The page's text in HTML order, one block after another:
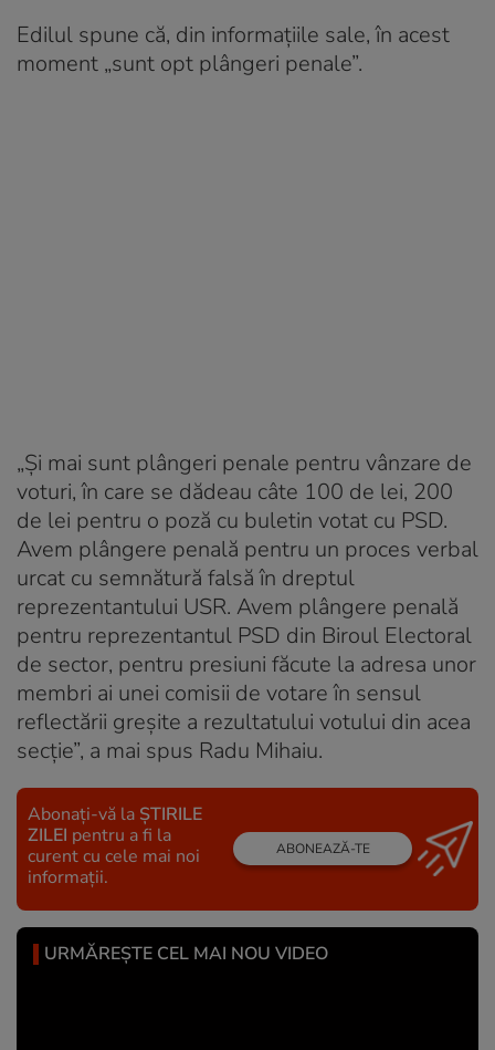
Edilul spune că, din informațiile sale, în acest
moment „sunt opt plângeri penale”.
„Și mai sunt plângeri penale pentru vânzare de
voturi, în care se dădeau câte 100 de lei, 200
de lei pentru o poză cu buletin votat cu PSD.
Avem plângere penală pentru un proces verbal
urcat cu semnătură falsă în dreptul
reprezentantului USR. Avem plângere penală
pentru reprezentantul PSD din Biroul Electoral
de sector, pentru presiuni făcute la adresa unor
membri ai unei comisii de votare în sensul
reflectării greşite a rezultatului votului din acea
secţie”, a mai spus Radu Mihaiu.
Abonați-vă la ȘTIRILE
ZILEI pentru a fi la
curent cu cele mai noi
informații.
ABONEAZĂ-TE
URMĂREȘTE CEL MAI NOU VIDEO